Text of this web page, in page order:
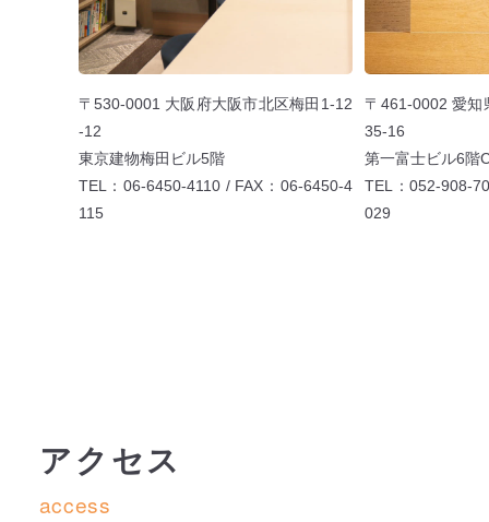
大阪オフィス
〒530-0001 大阪府大阪市北区梅田1-12
-12
東京建物梅田ビル5階
TEL：06-6450-4110 / FAX：06-6450-4
115
名古
〒461-0002 愛知
35-16
第一富士ビル6階
TEL：052-908-
029
アクセス
access